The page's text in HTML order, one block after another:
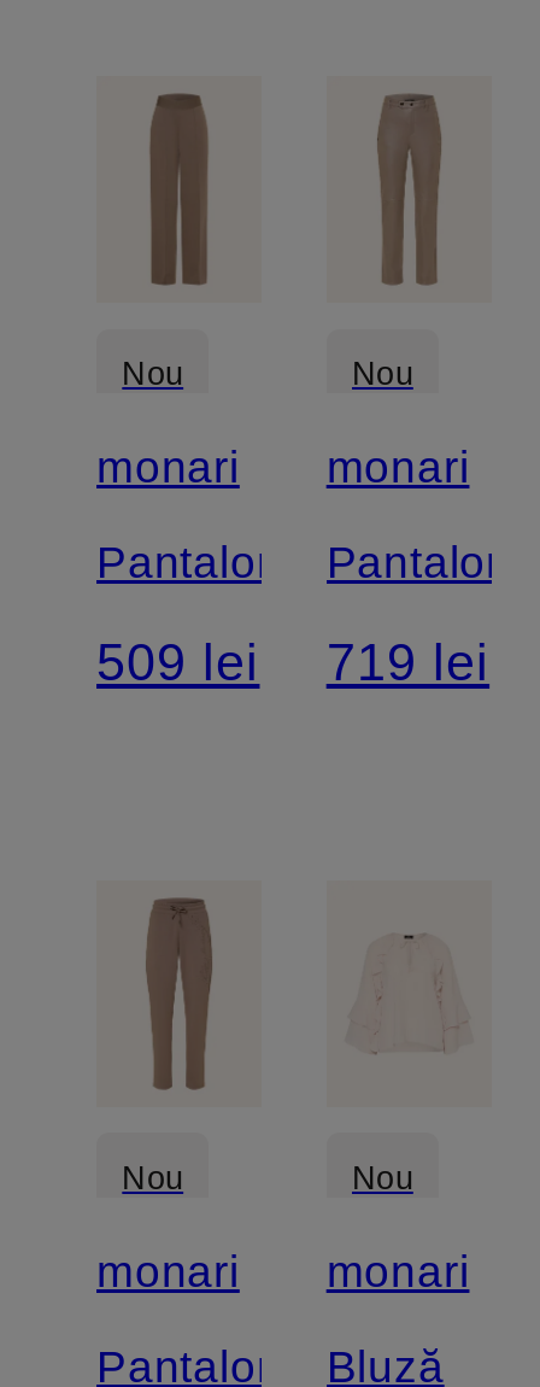
Nou
monari
Pantaloni
509 lei
Nou
monari
Pantaloni
719 lei
Nou
monari
Pantaloni
Nou
monari
Bluză